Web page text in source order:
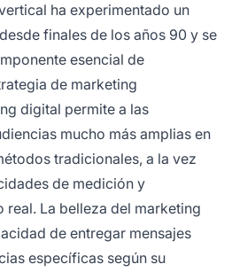
ha experimentado un
finales de los años 90 y se
esencial de
de marketing
digital permite a las
mucho más amplias en
tradicionales, a la vez
de medición y
La belleza del marketing
de entregar mensajes
específicas según su